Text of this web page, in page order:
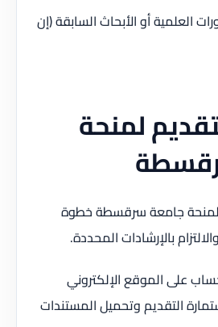
العلمية أو الأبحاث السابقة (إن
لمنحة
لمنحة جامعة سرقسطة خطوة
بالإرشادات المحددة.
على الموقع الإلكتروني
التقديم وتحميل المستندات